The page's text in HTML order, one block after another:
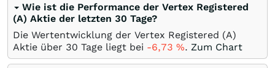
Wie ist die Performance der Vertex Registered
(A) Aktie der letzten 30 Tage?
Die Wertentwicklung der Vertex Registered (A)
Aktie über 30 Tage liegt bei -6,73 %. Zum Chart